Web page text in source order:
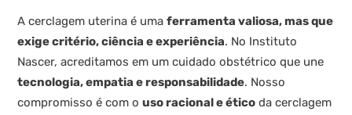
A cerclagem uterina é umaferramenta valiosa, mas que
exige critério, ciência e experiência. No Instituto
Nascer, acreditamos em um cuidado obstétrico que une
tecnologia, empatia e responsabilidade. Nosso
compromisso é com ouso racional e ético da cerclagem